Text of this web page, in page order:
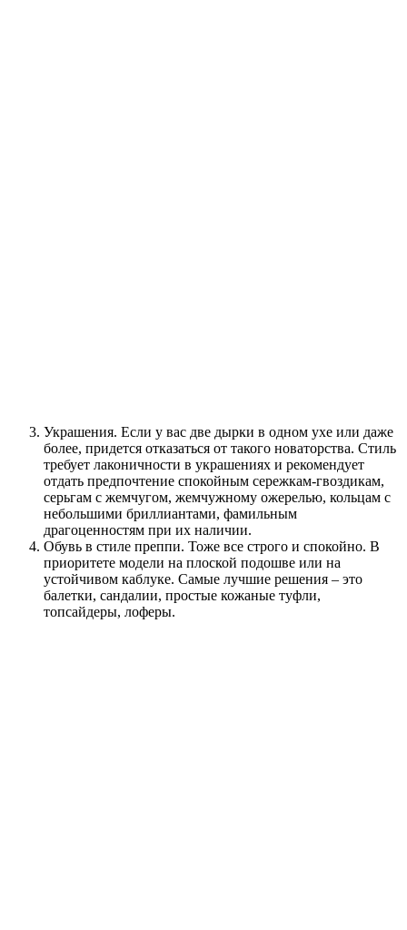
Украшения. Если у вас две дырки в одном ухе или даже
более, придется отказаться от такого новаторства. Стиль
требует лаконичности в украшениях и рекомендует
отдать предпочтение спокойным сережкам-гвоздикам,
серьгам с жемчугом, жемчужному ожерелью, кольцам с
небольшими бриллиантами, фамильным
драгоценностям при их наличии.
Обувь в стиле преппи. Тоже все строго и спокойно. В
приоритете модели на плоской подошве или на
устойчивом каблуке. Самые лучшие решения – это
балетки, сандалии, простые кожаные туфли,
топсайдеры, лоферы.